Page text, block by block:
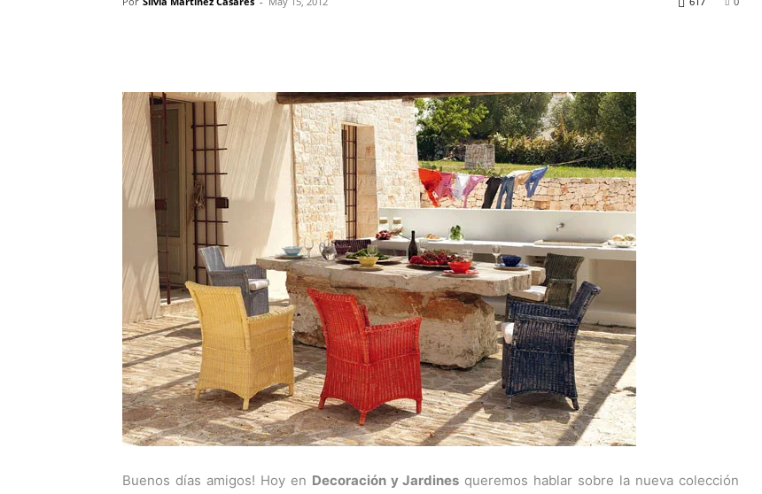
Buenos días amigos! Hoy en Decoración y Jardines queremos hablar sobre la nueva colección